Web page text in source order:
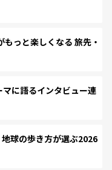
っと楽しくなる 旅先・
に語るインタビュー連
球の歩き方が選ぶ2026